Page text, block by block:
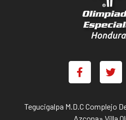
Tegucigalpa M.D.C Complejo